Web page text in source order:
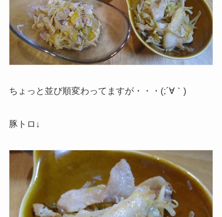
ちょっと並び順変わってますが・・・(;´∀｀)
豚トロ↓